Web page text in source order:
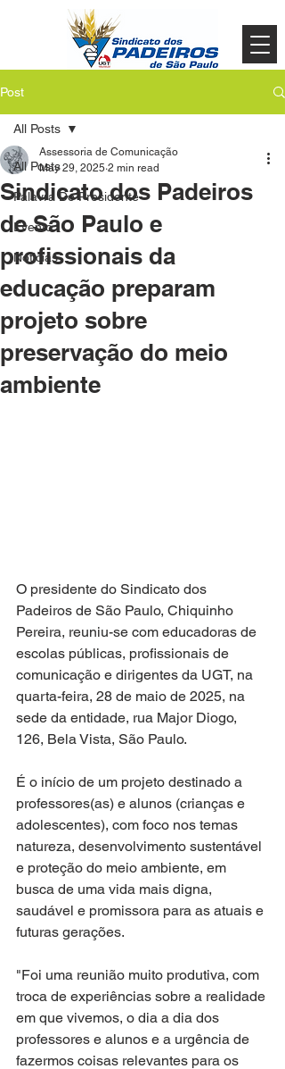
Post
All Posts
Palavra Do Presidente
Evento
Noticias
All Posts
Sindicato dos Padeiros
de São Paulo e
profissionais da
educação preparam
projeto sobre
preservação do meio
ambiente
Assessoria de Comunicação
May 29, 2025 2 min read
O presidente do Sindicato dos
Padeiros de São Paulo, Chiquinho
Pereira, reuniu-se com educadoras de
escolas públicas, profissionais de
comunicação e dirigentes da UGT, na
quarta-feira, 28 de maio de 2025, na
sede da entidade, rua Major Diogo,
126, Bela Vista, São Paulo.
É o início de um projeto destinado a
professores(as) e alunos (crianças e
adolescentes), com foco nos temas
natureza, desenvolvimento sustentável
e proteção do meio ambiente, em
busca de uma vida mais digna,
saudável e promissora para as atuais e
futuras gerações.
"Foi uma reunião muito produtiva, com
troca de experiências sobre a realidade
em que vivemos, o dia a dia dos
professores e alunos e a urgência de
fazermos coisas relevantes para os